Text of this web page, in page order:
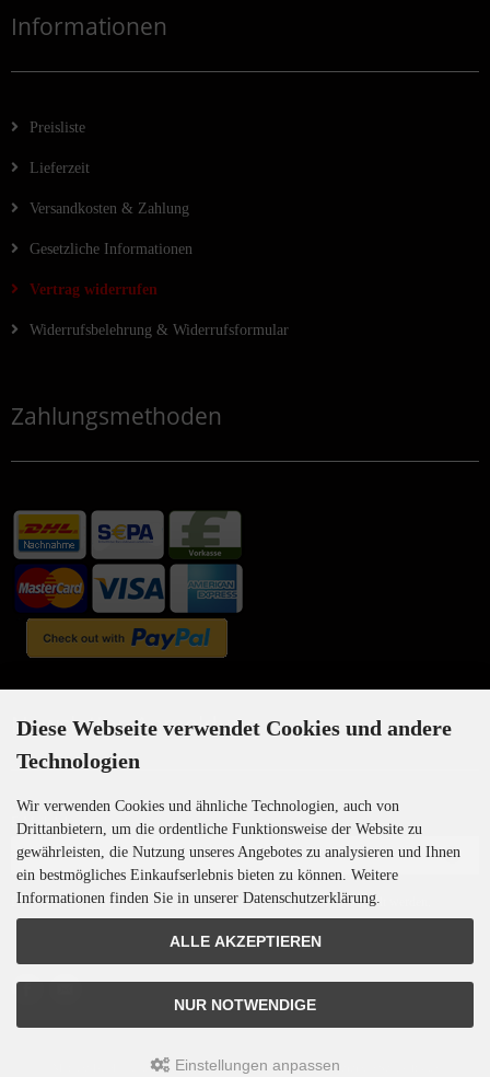
Informationen
Preisliste
Lieferzeit
Versandkosten & Zahlung
Gesetzliche Informationen
Vertrag widerrufen
Widerrufsbelehrung & Widerrufsformular
Zahlungsmethoden
Newsletter-Anmeldung
E-Mail-Adresse:
Der Newsletter kann jederzeit hier oder in Ihrem Kundenkonto abbestellt werden.
Motoren-Israel © 2026 | Template © 2009-2026 bymodified eCommerce Shopsoftware
Diese Webseite verwendet Cookies und andere
Technologien
Wir verwenden Cookies und ähnliche Technologien, auch von
Drittanbietern, um die ordentliche Funktionsweise der Website zu
gewährleisten, die Nutzung unseres Angebotes zu analysieren und Ihnen
ein bestmögliches Einkaufserlebnis bieten zu können. Weitere
Informationen finden Sie in unserer Datenschutzerklärung.
ALLE AKZEPTIEREN
NUR NOTWENDIGE
Einstellungen anpassen